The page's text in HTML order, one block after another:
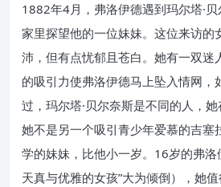
1882年4月，弗洛伊德遇到玛尔塔·
家里探望他的一位妹妹。这位来访的
沛，但有点忧郁且苍白。她有一双
的吸引力使弗洛伊德马上坠入情网，
过，玛尔塔·贝尔奈斯是不同的人，
她不是另一个吸引青少年爱慕的吉塞
学的妹妹，比他小一岁。16岁的弗洛
天真与优雅的女孩”大为倾倒），她